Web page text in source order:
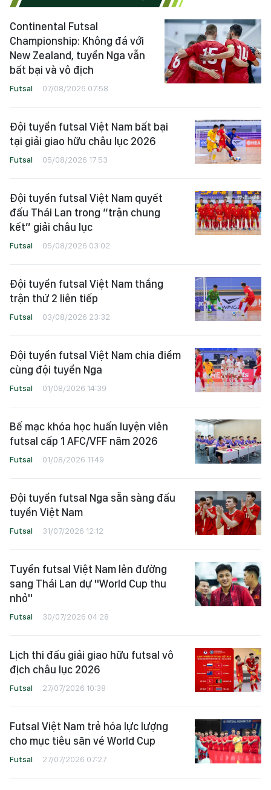
Continental Futsal
Championship: Không đá với
New Zealand, tuyển Nga vẫn
bất bại và vô địch
Futsal 07/08/2026 07:58
Đội tuyển futsal Việt Nam bất bại
tại giải giao hữu châu lục 2026
Futsal 05/08/2026 17:53
Đội tuyển futsal Việt Nam quyết
đấu Thái Lan trong “trận chung
kết” giải châu lục
Futsal 05/08/2026 03:02
Đội tuyển futsal Việt Nam thắng
trận thứ 2 liên tiếp
Futsal 03/08/2026 23:32
Đội tuyển futsal Việt Nam chia điểm
cùng đội tuyển Nga
Futsal 01/08/2026 14:39
Bế mạc khóa học huấn luyện viên
futsal cấp 1 AFC/VFF năm 2026
Futsal 01/08/2026 11:49
Đội tuyển futsal Nga sẵn sàng đấu
tuyển Việt Nam
Futsal 31/07/2026 12:12
Tuyển futsal Việt Nam lên đường
sang Thái Lan dự "World Cup thu
nhỏ"
Futsal 30/07/2026 04:28
Lịch thi đấu giải giao hữu futsal vô
địch châu lục 2026
Futsal 27/07/2026 10:38
Futsal Việt Nam trẻ hóa lực lượng
cho mục tiêu săn vé World Cup
Futsal 27/07/2026 07:27